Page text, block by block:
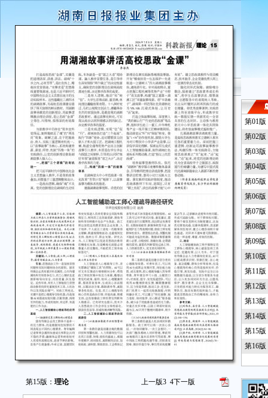
第15版： 理论 上一版3 4下一版
第01
第02
第03
第04
第05
第06
第07
第08
第09
第10
第11
第12
第13
第14
第15
第16